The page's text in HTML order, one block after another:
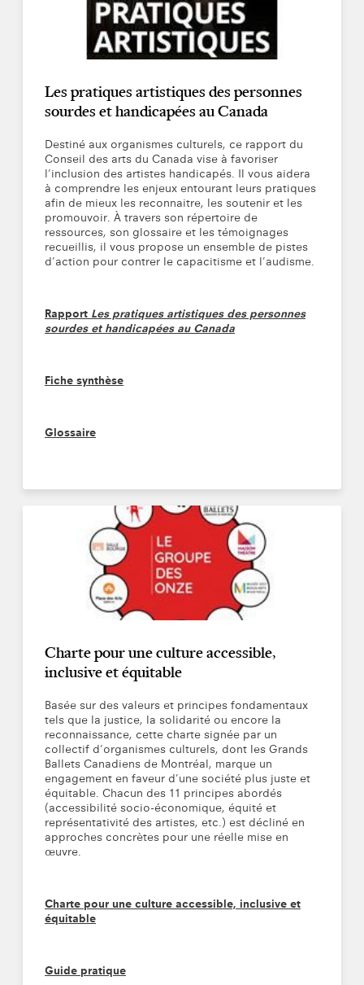
Les pratiques artistiques des personnes
sourdes et handicapées au Canada
Destiné aux organismes culturels, ce rapport du
Conseil des arts du Canada vise à favoriser
l’inclusion des artistes handicapés. Il vous aidera
à comprendre les enjeux entourant leurs pratiques
afin de mieux les reconnaitre, les soutenir et les
promouvoir. À travers son répertoire de
ressources, son glossaire et les témoignages
recueillis, il vous propose un ensemble de pistes
d’action pour contrer le capacitisme et l’audisme.
Rapport Les pratiques artistiques des personnes
sourdes et handicapées au Canada
Fiche synthèse
Glossaire
Charte pour une culture accessible,
inclusive et équitable
Basée sur des valeurs et principes fondamentaux
tels que la justice, la solidarité ou encore la
reconnaissance, cette charte signée par un
collectif d’organismes culturels, dont les Grands
Ballets Canadiens de Montréal, marque un
engagement en faveur d’une société plus juste et
équitable. Chacun des 11 principes abordés
(accessibilité socio-économique, équité et
représentativité des artistes, etc.) est décliné en
approches concrètes pour une réelle mise en
œuvre.
Charte pour une culture accessible, inclusive et
équitable
Guide pratique